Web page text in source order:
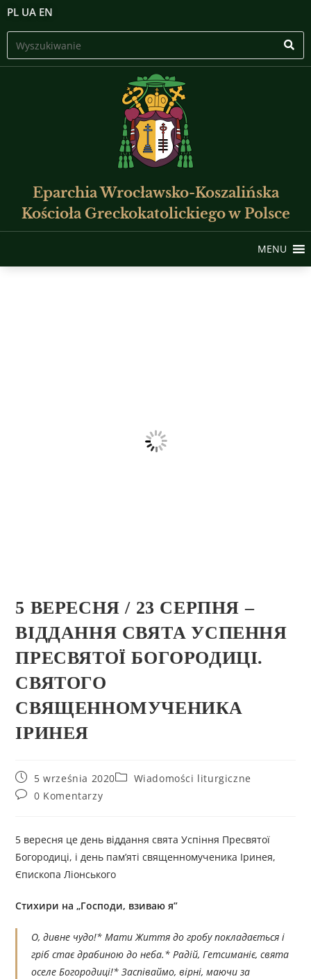
PL UA EN
Eparchia Wrocławsko-Koszalińska
Kościoła Greckokatolickiego w Polsce
MENU
5 ВЕРЕСНЯ / 23 СЕРПНЯ –
ВІДДАННЯ СВЯТA УСПЕННЯ
ПРЕСВЯТОЇ БОГОРОДИЦІ.
СВЯТОГО
СВЯЩЕННОМУЧЕНИКА
ІРИНЕЯ
5 września 2020
Wiadomości liturgiczne
0 Komentarzy
5 вересня це день віддання свята Успіння Пресвятої
Богородиці, і день пам’яті священномученика Іринея,
Єпископа Ліонського
Стихири на„Господи, взиваю я”
О, дивне чудо!* Мати Життя до гробу покладається і
гріб стає драбиною до неба.* Радій, Гетсиманіє, свята
оселе Богородиці!* Заспіваймо, вірні, маючи за